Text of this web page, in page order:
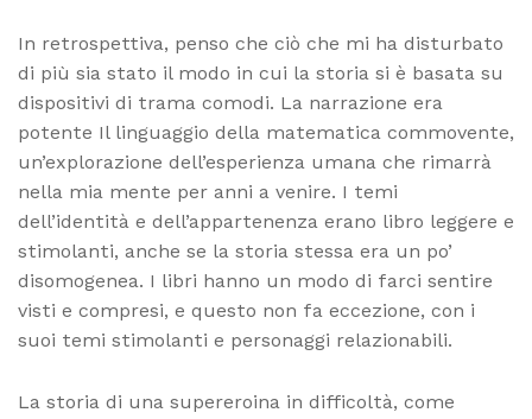
In retrospettiva, penso che ciò che mi ha disturbato
di più sia stato il modo in cui la storia si è basata su
dispositivi di trama comodi. La narrazione era
potente Il linguaggio della matematica commovente,
un’explorazione dell’esperienza umana che rimarrà
nella mia mente per anni a venire. I temi
dell’identità e dell’appartenenza erano libro leggere e
stimolanti, anche se la storia stessa era un po’
disomogenea. I libri hanno un modo di farci sentire
visti e compresi, e questo non fa eccezione, con i
suoi temi stimolanti e personaggi relazionabili.
La storia di una supereroina in difficoltà, come